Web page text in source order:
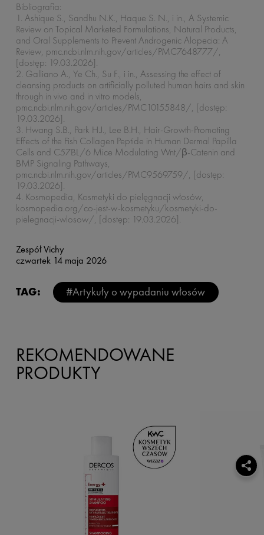
Bibliografia:
1. Ashique S., Sandhu N.K., Haque S. N., i in., A Systemic
Review on Topical Marketed Formulations, Natural Products,
and Oral Supplements to Prevent Androgenic Alopecia: A
Review, pmc.ncbi.nlm.nih.gov/articles/PMC7648777/,
[dostęp: 19.03.2026].
2. Galliano A., Ye Ch., Su F., i in., Assessing the effect of
cleansing products on artificially polluted human hairs and skin
through in vivo and in vitro models,
pmc.ncbi.nlm.nih.gov/articles/PMC10155848/, [dostęp:
19.03.2026].
3. Hwang S.B., Park H.J., Lee B.H., Hair-Growth-Promoting
Effects of the Fish Collagen Peptide in Human Dermal Papilla
Cells and C57BL/6 Mice Modulating Wnt/β-Catenin and
BMP Signaling Pathways,
pmc.ncbi.nlm.nih.gov/articles/PMC9569759/, [dostęp:
19.03.2026].
4. Kosmopedia, Kosmetyki do pielęgnacji włosów,
kosmopedia.org/co-jest-w-kosmetyku/kosmetyki-do-
pielegnacji-wlosow/, [dostęp: 19.03.2026].
Zespół Vichy
czwartek 14 maja 2026
TAG: #Artykuły o wypadaniu włosów
REKOMENDOWANE
PRODUKTY